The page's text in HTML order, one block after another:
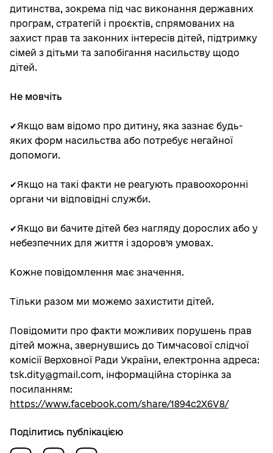
дитинства, зокрема під час виконання державних
програм, стратегій і проєктів, спрямованих на
захист прав та законних інтересів дітей, підтримку
сімей з дітьми та запобігання насильству щодо
дітей.
Не мовчіть
✔Якщо вам відомо про дитину, яка зазнає будь-
яких форм насильства або потребує негайної
допомоги.
✔Якщо на такі факти не реагують правоохоронні
органи чи відповідні служби.
✔Якщо ви бачите дітей без нагляду дорослих або у
небезпечних для життя і здоров’я умовах.
Кожне повідомлення має значення.
Тільки разом ми можемо захистити дітей.
Повідомити про факти можливих порушень прав
дітей можна, звернувшись до Тимчасової слідчої
комісії Верховної Ради України, електронна адреса:
tsk.dity@gmail.com, інформаційна сторінка за
посиланням:
https://www.facebook.com/share/1894c2X6V8/
Поділитись публікацією